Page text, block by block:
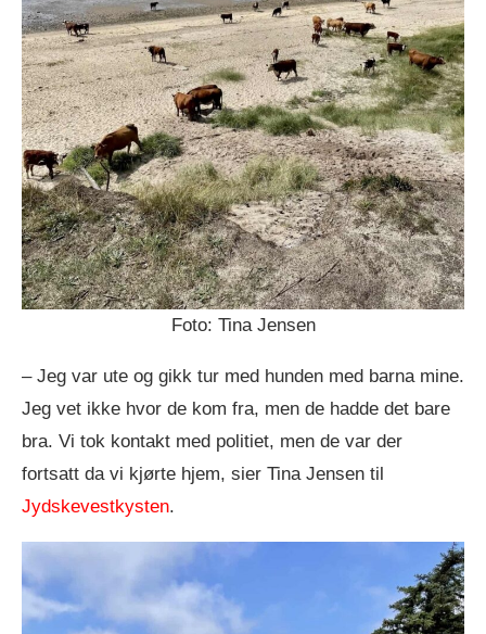
Foto: Tina Jensen
– Jeg var ute og gikk tur med hunden med barna mine.
Jeg vet ikke hvor de kom fra, men de hadde det bare
bra. Vi tok kontakt med politiet, men de var der
fortsatt da vi kjørte hjem, sier Tina Jensen til
Jydskevestkysten.